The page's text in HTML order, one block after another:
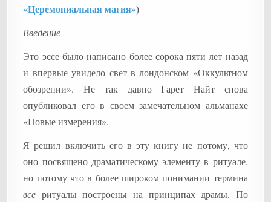
«Церемониальная магия»)
Введение
Это эссе было написано более сорока пяти лет назад
и впервые увидело свет в лондонском «Оккультном
обозрении». Не так давно Гарет Найт снова
опубликовал его в своем замечательном альманахе
«Новые измерения».
Я решил включить его в эту книгу не потому, что
оно посвящено драматическому элементу в ритуале,
но потому что в более широком понимании термина
все ритуалы построены на принципах драмы. По